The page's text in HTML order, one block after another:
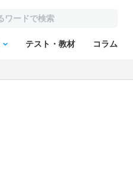
テスト・教材 コラム